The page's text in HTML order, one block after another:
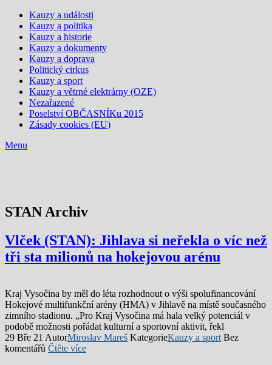
Kauzy a události
Kauzy a politika
Kauzy a historie
Kauzy a dokumenty
Kauzy a doprava
Politický cirkus
Kauzy a sport
Kauzy a větrné elektrárny (OZE)
Nezařazené
Poselství OBČASNÍKu 2015
Zásady cookies (EU)
Menu
STAN Archiv
Vlček (STAN): Jihlava si neřekla o víc než
tři sta milionů na hokejovou arénu
Kraj Vysočina by měl do léta rozhodnout o výši spolufinancování
Hokejové multifunkční arény (HMA) v Jihlavě na místě současného
zimního stadionu. „Pro Kraj Vysočina má hala velký potenciál v
podobě možnosti pořádat kulturní a sportovní aktivit, řekl
29 Bře 21 AutorMiroslav Mareš KategorieKauzy a sport Bez
komentářů Čtěte více